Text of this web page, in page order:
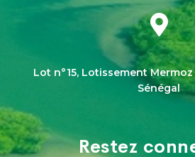
Lot n°15, Lotissement
Sénégal
Restez